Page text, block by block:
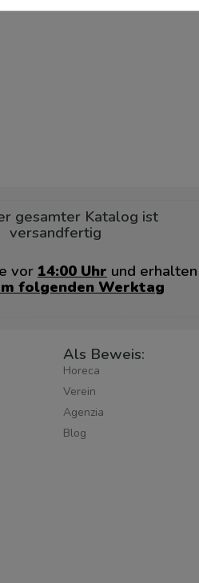
gesamter Katalog ist
versandfertig
vor 14:00 Uhr und erhalten
folgenden Werktag
Als Beweis:
Horeca
Verein
Agenzia
Blog